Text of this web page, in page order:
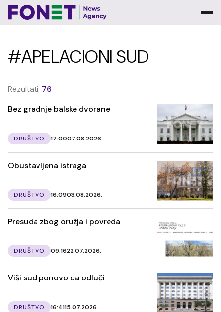
#APELACIONI SUD
Rezultati: 76
Bez gradnje balske dvorane
DRUŠTVO 17:0007.08.2026.
Obustavljena istraga
DRUŠTVO 16:0903.08.2026.
Presuda zbog oružja i povreda
DRUŠTVO 09:1622.07.2026.
Viši sud ponovo da odluči
DRUŠTVO 16:4115.07.2026.